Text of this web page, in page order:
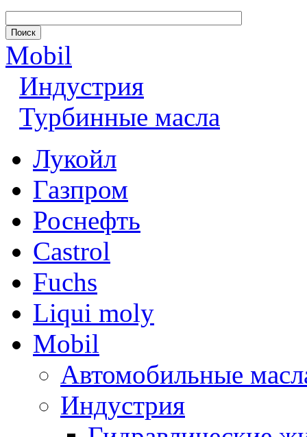
Mobil
Индустрия
Турбинные масла
Лукойл
Газпром
Роснефть
Castrol
Fuchs
Liqui moly
Mobil
Автомобильные
Индустрия